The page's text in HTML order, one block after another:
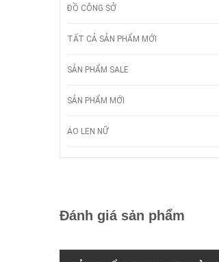
ĐỒ CÔNG SỞ
TẤT CẢ SẢN PHẨM MỚI
SẢN PHẨM SALE
SẢN PHẨM MỚI
ÁO LEN NỮ
Đánh giá sản phẩm